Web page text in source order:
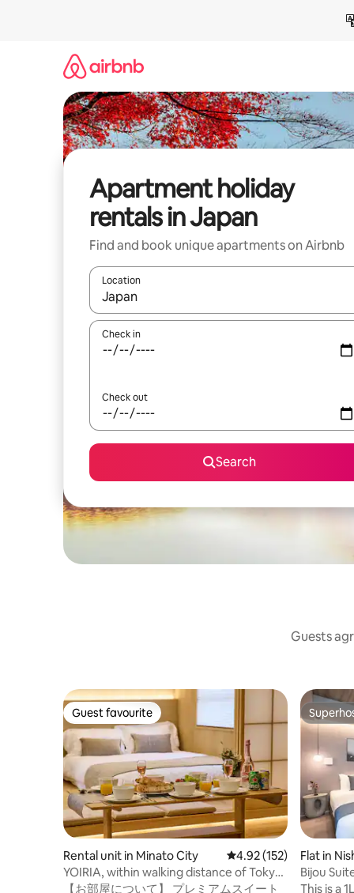
Apartment holiday
rentals in Japan
Find and book unique apartments on Airbnb
Location
When results are available, navigate with the up
Check in
Check out
Search
Guests
Guest favourite
Guest favourite
Rental unit in Minato City 4.92 out of 5 average
4.92 (152)
YOIRIA, within walking distance of Tokyo
Tower, with access to 4 train lines, close
【お部屋について】 プレミアムスイート
Flat in
Bijou
to Namba
This is a